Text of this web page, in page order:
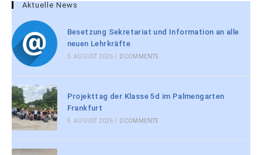
Aktuelle News
Besetzung Sekretariat und Information an alle
neuen Lehrkräfte
5. AUGUST 2026 / 0 COMMENTS
Projekttag der Klasse 5d im Palmengarten
Frankfurt
5. AUGUST 2026 / 0 COMMENTS